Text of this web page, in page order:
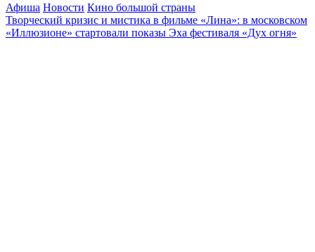
Афиша Новости Кино большой страны
Творческий кризис и мистика в фильме «Лина»: в московском
«Иллюзионе» стартовали показы Эха фестиваля «Дух огня»